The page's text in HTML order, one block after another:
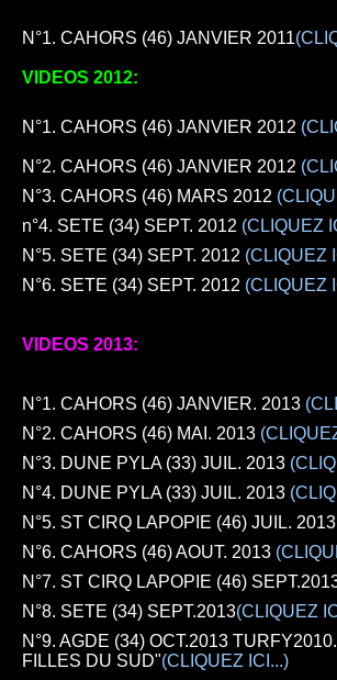
N°1. CAHORS (46) JANVIER 2011
VIDEOS 2012:
N°1. CAHORS (46) JANVIER 2012
N°2. CAHORS (46) JANVIER 2012
N°3. CAHORS (46) MARS 2012
n°4. SETE (34) SEPT. 2012 (CLIQUEZ
N°5. SETE (34) SEPT. 2012 (CLIQUEZ
N°6. SETE (34) SEPT. 2012 (CLIQUEZ
VIDEOS 2013:
N°1. CAHORS (46) JANVIER. 2013
N°2. CAHORS (46) MAI. 2013
N°3. DUNE PYLA (33) JUIL. 2013
N°4. DUNE PYLA (33) JUIL. 2013
N°5. ST CIRQ LAPOPIE (46) JUIL. 2013
N°6. CAHORS (46)AOUT. 2013
N°7. ST CIRQ LAPOPIE (46)
N°8. SETE (34) SEPT.2013(CLIQUEZ
N°9. AGDE (34) OCT.2013
FILLES DU SUD"(CLIQUEZ ICI...)